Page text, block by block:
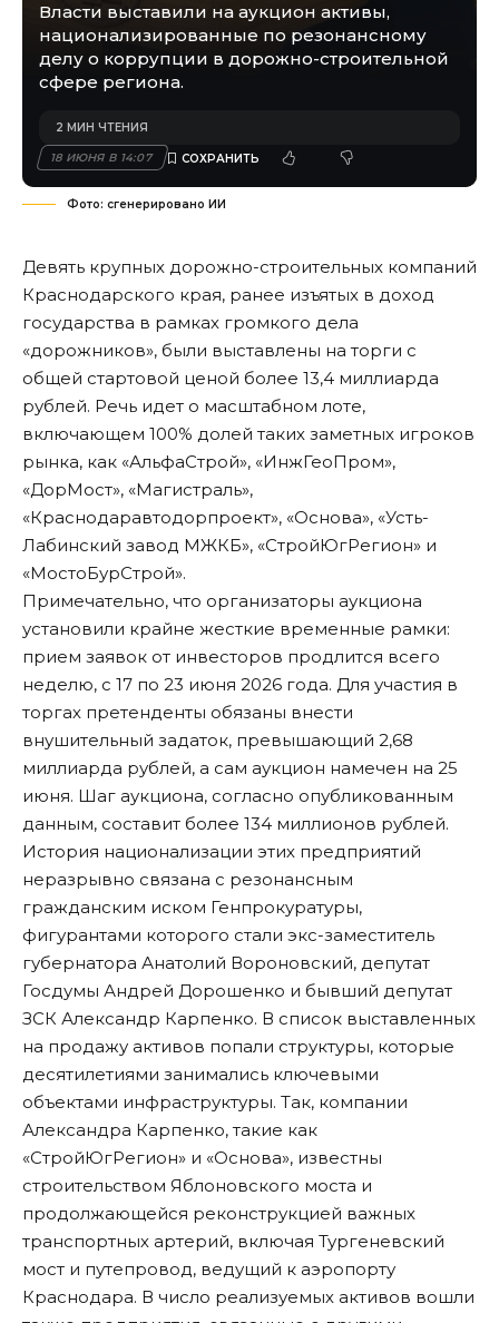
Власти выставили на аукцион активы,
национализированные по резонансному
делу о коррупции в дорожно-строительной
сфере региона.
18 ИЮНЯ В 14:07
2 МИН ЧТЕНИЯ
Фото: сгенерировано ИИ
Девять крупных дорожно-строительных компаний
Краснодарского края, ранее изъятых в доход
государства в рамках громкого дела
«дорожников», были выставлены на торги с
общей стартовой ценой более 13,4 миллиарда
рублей. Речь идет о масштабном лоте,
включающем 100% долей таких заметных игроков
рынка, как «АльфаСтрой», «ИнжГеоПром»,
«ДорМост», «Магистраль»,
«Краснодаравтодорпроект», «Основа», «Усть-
Лабинский завод МЖКБ», «СтройЮгРегион» и
«МостоБурСтрой».
Примечательно, что организаторы аукциона
установили крайне жесткие временные рамки:
прием заявок от инвесторов продлится всего
неделю, с 17 по 23 июня 2026 года. Для участия в
торгах претенденты обязаны внести
внушительный задаток, превышающий 2,68
миллиарда рублей, а сам аукцион намечен на 25
июня. Шаг аукциона, согласно опубликованным
данным, составит более 134 миллионов рублей.
История национализации этих предприятий
неразрывно связана с резонансным
гражданским иском Генпрокуратуры,
фигурантами которого стали экс-заместитель
губернатора Анатолий Вороновский, депутат
Госдумы Андрей Дорошенко и бывший депутат
ЗСК Александр Карпенко. В список выставленных
на продажу активов попали структуры, которые
десятилетиями занимались ключевыми
объектами инфраструктуры. Так, компании
Александра Карпенко, такие как
«СтройЮгРегион» и «Основа», известны
строительством Яблоновского моста и
продолжающейся реконструкцией важных
транспортных артерий, включая Тургеневский
мост и путепровод, ведущий к аэропорту
Краснодара. В число реализуемых активов вошли